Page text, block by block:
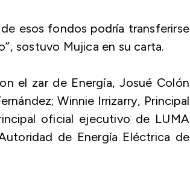
esos fondos podría transferirse
sostuvo Mujica en su carta.
el zar de Energía, Josué Colón
Winnie Irrizarry, Principal
oficial ejecutivo de LUMA
de Energía Eléctrica de